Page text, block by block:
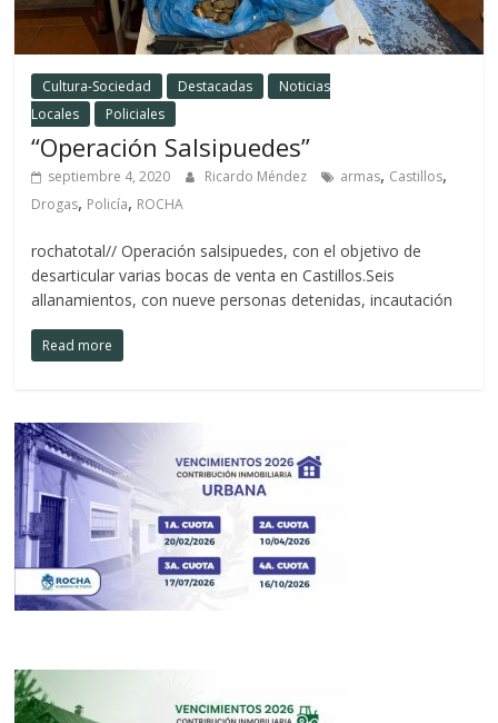
Cultura-Sociedad Destacadas
Noticias
Locales
Policiales
“Operación Salsipuedes”
septiembre 4, 2020 Ricardo Méndez armas, Castillos,
Drogas, Policía, ROCHA
rochatotal// Operación salsipuedes, con el objetivo de
desarticular varias bocas de venta en Castillos.Seis
allanamientos, con nueve personas detenidas, incautación
Read more